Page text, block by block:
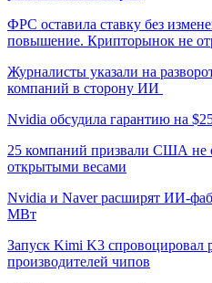
ФРС оставила ставку без
повышение. Крипторынок не
Журналисты указали на
компаний в сторону ИИ
Nvidia обсудила гарантию на
25 компаний призвали США не
открытыми весами
Nvidia и Naver расширят ИИ-
МВт
Запуск Kimi K3 спровоцировал
производителей чипов